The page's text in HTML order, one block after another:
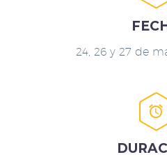
24, 26 y 27 de

